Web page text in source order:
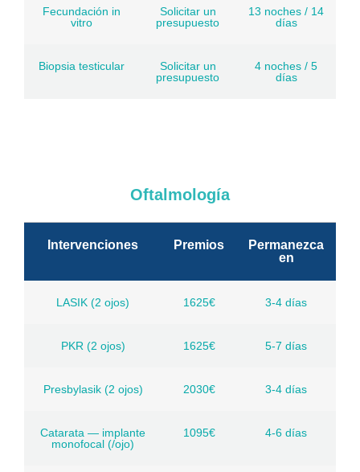
Fecundación in
vitro
Solicitar un
presupuesto
13 noches / 14
días
Biopsia testicular
Solicitar un
presupuesto
4 noches / 5
días
Oftalmología
Intervenciones Premios
Permanezca
en
LASIK (2 ojos) 1625€ 3-4 días
PKR (2 ojos) 1625€ 5-7 días
Presbylasik (2 ojos) 2030€ 3-4 días
Catarata — implante
monofocal (/ojo)
1095€ 4-6 días